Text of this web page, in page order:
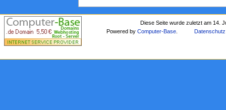
Diese Seite wurde zuletzt am 14.
Powered byComputer-Base Datenschutz